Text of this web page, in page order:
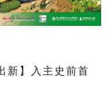
新】入主史前首